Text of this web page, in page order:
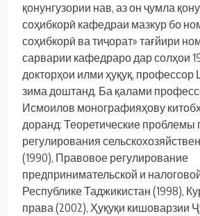
қонунгузории нав, аз он ҷумла
соҳибкорӣ кафедраи мазкур бо
соҳибкорӣ ва тиҷорат» тағйири
сарварии кафедраро дар солҳои
докторҳои илми ҳуқуқ,
зима доштанд. Ба қалами
Исмоилов монографияҳову
доранд: Теоретические проблемы
регулирования
(1990), Правовое регулирование
предпринимательской и
Республике Таджикистан (1998),
права (2002), Ҳуқуқи кишоварзии